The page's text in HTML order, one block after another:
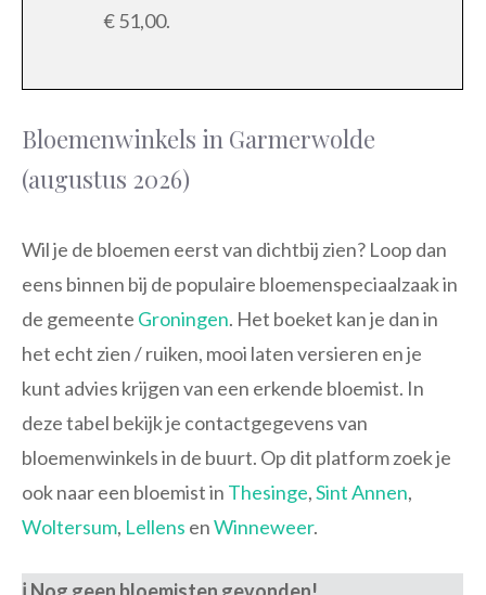
€ 51,00.
Bloemenwinkels in Garmerwolde
(augustus 2026)
Wil je de bloemen eerst van dichtbij zien? Loop dan
eens binnen bij de populaire bloemenspeciaalzaak in
de gemeente Groningen. Het boeket kan je dan in
het echt zien / ruiken, mooi laten versieren en je
kunt advies krijgen van een erkende bloemist. In
deze tabel bekijk je contactgegevens van
bloemenwinkels in de buurt. Op dit platform zoek je
ook naar een bloemist in Thesinge,Sint Annen,
Woltersum, Lellens enWinneweer.